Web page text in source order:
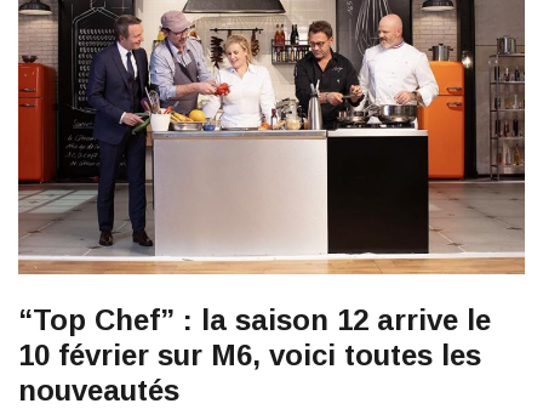
“Top Chef” : la saison 12 arrive le
10 février sur M6, voici toutes les
nouveautés